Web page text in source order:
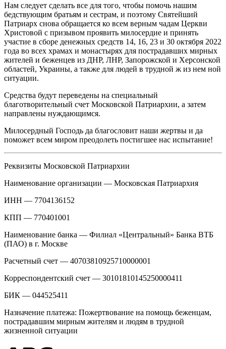
Нам следует сделать все для того, чтобы помочь нашим
бедствующим братьям и сестрам, и поэтому Святейший
Патриарх снова обращается ко всем верным чадам Церкви
Христовой с призывом проявить милосердие и принять
участие в сборе денежных средств 14, 16, 23 и 30 октября 2022
года во всех храмах и монастырях для пострадавших мирных
жителей и беженцев из ДНР, ЛНР, Запорожской и Херсонской
областей, Украины, а также для людей в трудной ж из нем ной
ситуации.
Средства будут переведены на специальный
благотворительный счет Московской Патриархии, а затем
направлены нуждающимся.
Милосердный Господь да благословит наши жертвы и да
поможет всем миром преодолеть постигшее нас испытание!
Реквизиты Московской Патриархии
Наименование организации — Московская Патриархия
ИНН — 7704136152
КПП — 770401001
Наименование банка — Филиал «Центральный» Банка ВТБ
(ПАО) в г. Москве
Расчетный счет — 40703810925710000001
Корреспондентский счет — 30101810145250000411
БИК — 044525411
Назначение платежа: Пожертвование на помощь беженцам,
пострадавшим мирным жителям и людям в трудной
жизненной ситуации